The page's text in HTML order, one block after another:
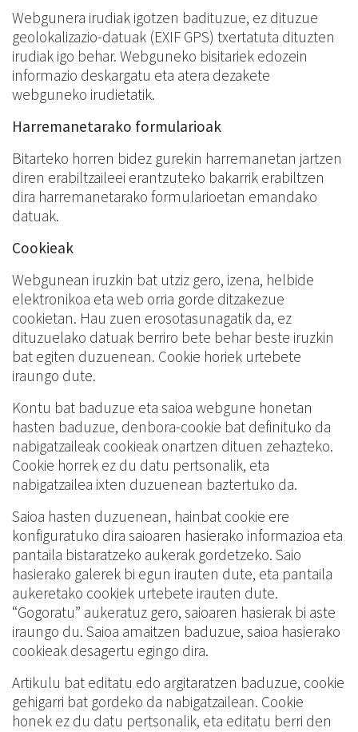
Webgunera irudiak igotzen badituzue, ez dituzue
geolokalizazio-datuak (EXIF GPS) txertatuta dituzten
irudiak igo behar. Webguneko bisitariek edozein
informazio deskargatu eta atera dezakete
webguneko irudietatik.
Harremanetarako formularioak
Bitarteko horren bidez gurekin harremanetan jartzen
diren erabiltzaileei erantzuteko bakarrik erabiltzen
dira harremanetarako formularioetan emandako
datuak.
Cookieak
Webgunean iruzkin bat utziz gero, izena, helbide
elektronikoa eta web orria gorde ditzakezue
cookietan. Hau zuen erosotasunagatik da, ez
dituzuelako datuak berriro bete behar beste iruzkin
bat egiten duzuenean. Cookie horiek urtebete
iraungo dute.
Kontu bat baduzue eta saioa webgune honetan
hasten baduzue, denbora-cookie bat definituko da
nabigatzaileak cookieak onartzen dituen zehazteko.
Cookie horrek ez du datu pertsonalik, eta
nabigatzailea ixten duzuenean baztertuko da.
Saioa hasten duzuenean, hainbat cookie ere
konfiguratuko dira saioaren hasierako informazioa eta
pantaila bistaratzeko aukerak gordetzeko. Saio
hasierako galerek bi egun irauten dute, eta pantaila
aukeretako cookiek urtebete irauten dute.
“Gogoratu” aukeratuz gero, saioaren hasierak bi aste
iraungo du. Saioa amaitzen baduzue, saioa hasierako
cookieak desagertu egingo dira.
Artikulu bat editatu edo argitaratzen baduzue, cookie
gehigarri bat gordeko da nabigatzailean. Cookie
honek ez du datu pertsonalik, eta editatu berri den